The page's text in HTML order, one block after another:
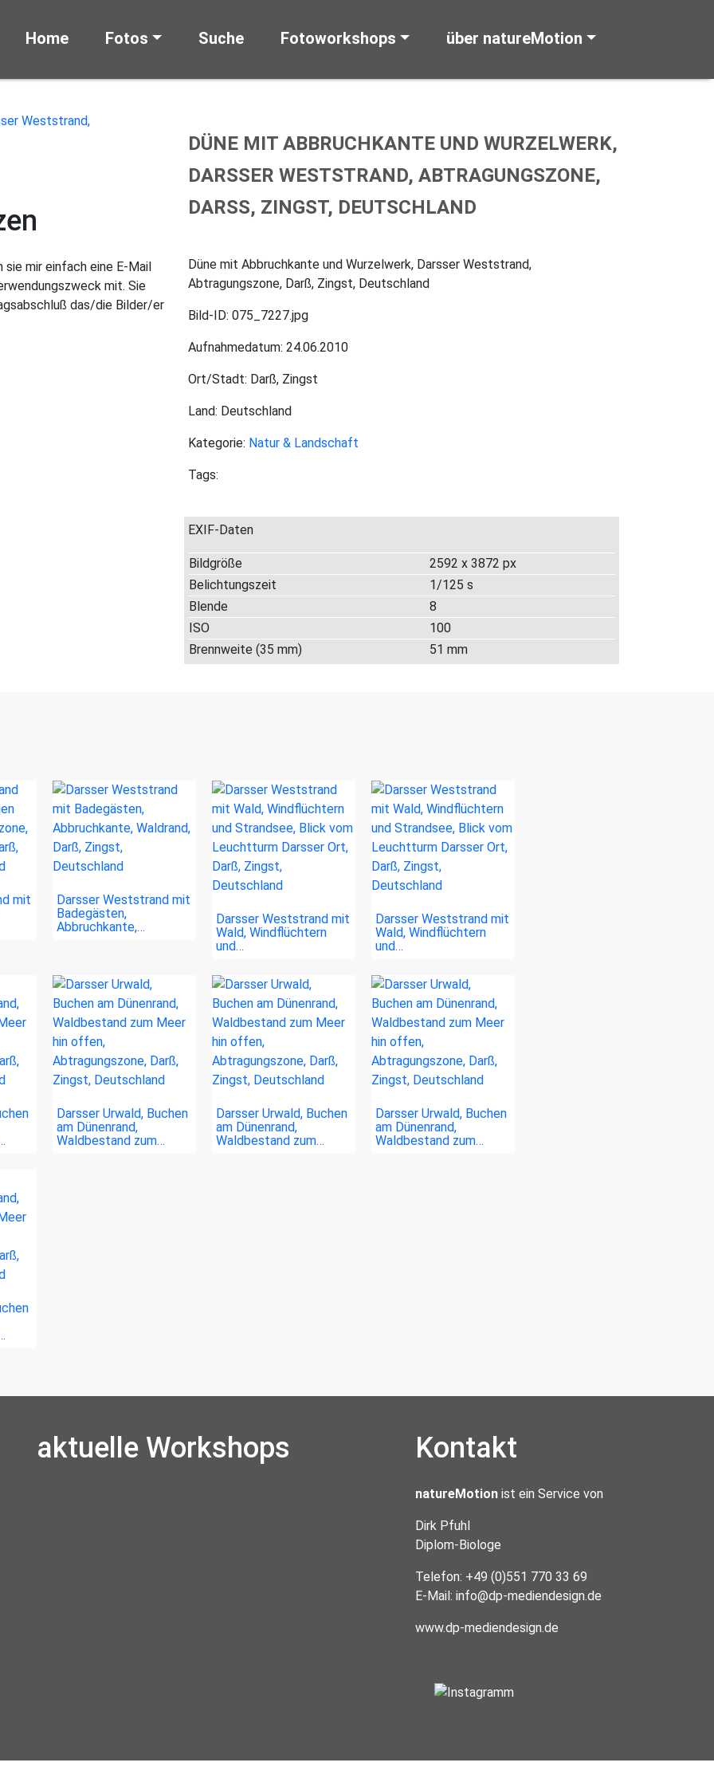
Home Fotos Suche Fotoworkshops über natureMotion
mir einfach eine E-Mail
mit. Sie
das/die Bilder/er
DÜNE MIT ABBRUCHKANTE UND WURZELWERK,
DARSSER WESTSTRAND, ABTRAGUNGSZONE,
DARSS, ZINGST, DEUTSCHLAND
Düne mit Abbruchkante und Wurzelwerk, Darsser Weststrand,
Abtragungszone, Darß, Zingst, Deutschland
Bild-ID: 075_7227.jpg
Aufnahmedatum: 24.06.2010
Ort/Stadt: Darß, Zingst
Land: Deutschland
Kategorie: Natur & Landschaft
Tags:
EXIF-Daten
Bildgröße
2592 x 3872 px
Belichtungszeit
1/125 s
Blende
8
ISO
100
Brennweite (35 mm)
51 mm
mit
Darsser Weststrand mit
Badegästen,
Abbruchkante,…
Darsser Weststrand mit
Wald, Windflüchtern
und…
Darsser Weststrand mit
Wald, Windflüchtern
und…
Darsser Urwald, Buchen
am Dünenrand,
Waldbestand zum…
Darsser Urwald, Buchen
am Dünenrand,
Waldbestand zum…
Darsser Urwald, Buchen
am Dünenrand,
Waldbestand zum…
aktuelle Workshops Kontakt
natureMotion ist ein Service von
Dirk Pfuhl
Diplom-Biologe
Telefon: +49 (0)551 770 33 69
E-Mail: info@dp-mediendesign.de
www.dp-mediendesign.de